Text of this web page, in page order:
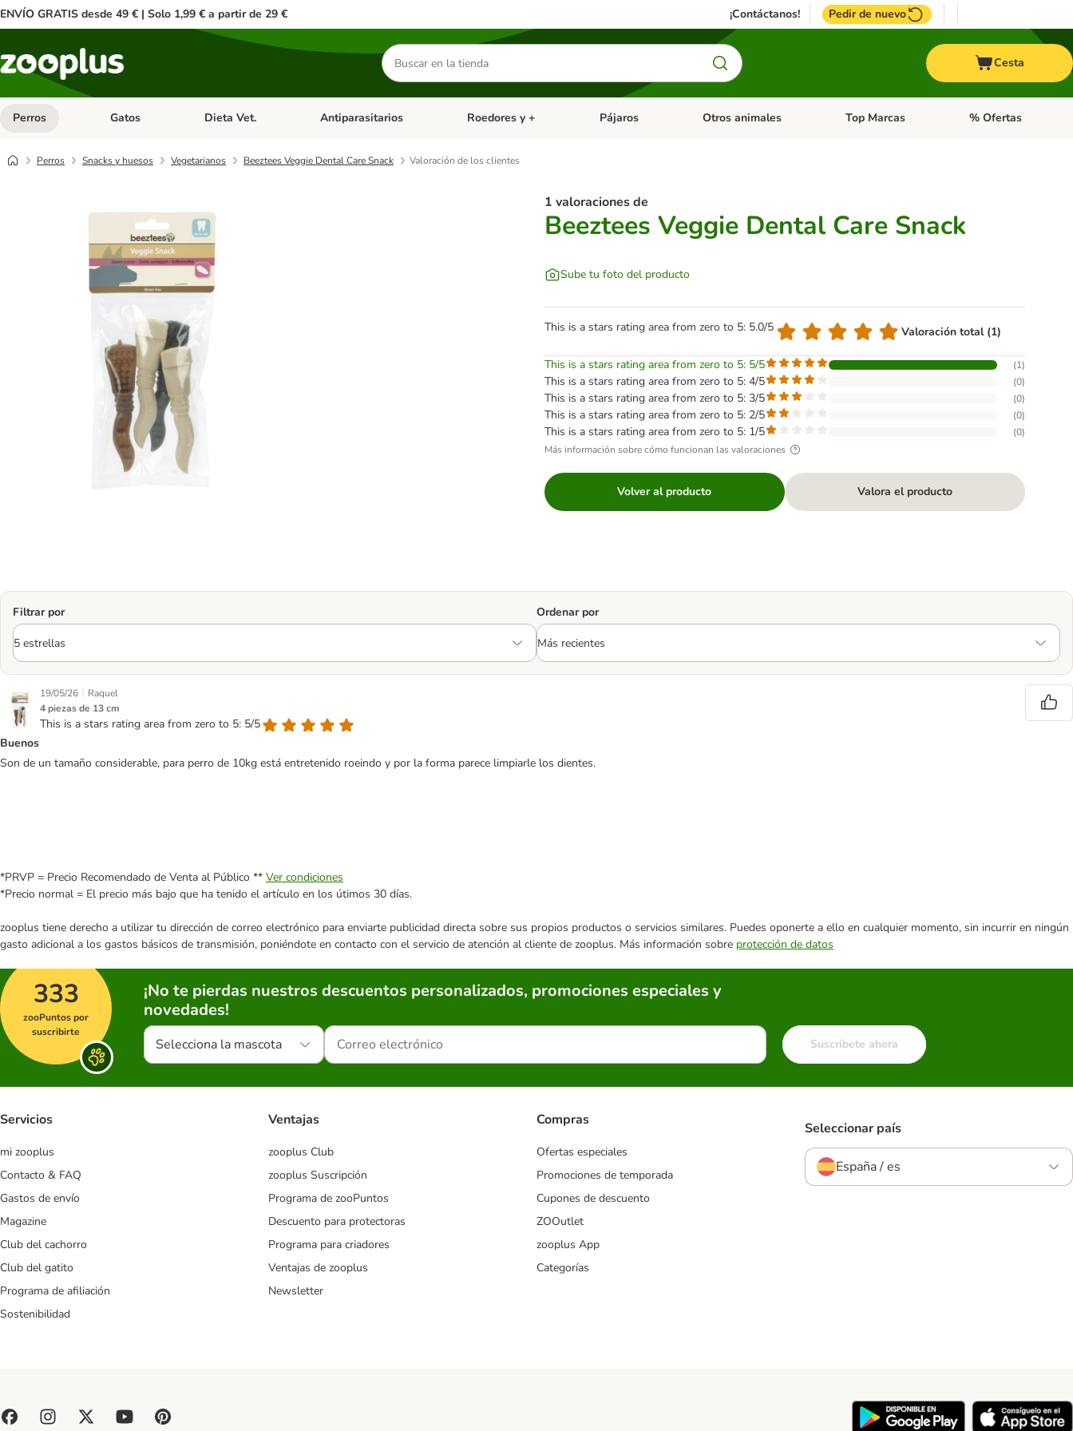
ENVÍO GRATIS desde 49 € | Solo 1,99 € a partir de 29 € ¡Contáctanos! Pedir de nuevo
Buscar
productos
Cesta
Perros Menú de categoria abierto: Perros
Gatos Menú de categoria abierto: Gatos
Dieta Vet. Menú de categoria abierto: Dieta Vet.
Antiparasitarios Menú de categoria abierto: Antiparasitarios
Roedores y + Menú de categoria abierto: Roedores y +
Pájaros Menú de categoria abierto: Pájaros
Otros animales Menú de categoria abierto: Otros animales
Top Marcas Menú de categoria
% Ofertas
Perros Snacks y huesos Vegetarianos Beeztees Veggie Dental Care Snack Valoración de los clientes
1 valoraciones de
Beeztees Veggie Dental Care Snack
Sube tu foto del producto
This is a stars rating area from zero to 5: 5.0/5 Valoración total (1)
This is a stars rating area from zero to 5: 5/5 (1)
This is a stars rating area from zero to 5: 4/5 (0)
This is a stars rating area from zero to 5: 3/5 (0)
This is a stars rating area from zero to 5: 2/5 (0)
This is a stars rating area from zero to 5: 1/5 (0)
Más información sobre cómo funcionan las valoraciones
Volver al producto Valora el producto
Filtrar por Ordenar por
19/05/26 | Raquel
4 piezas de 13 cm
This is a stars rating area from zero to 5: 5/5
Buenos
Son de un tamaño considerable, para perro de 10kg está entretenido roeindo y por la forma parece limpiarle los dientes.
*PRVP = Precio Recomendado de Venta al Público ** Ver condiciones
*Precio normal = El precio más bajo que ha tenido el artículo en los útimos 30 días.
zooplus tiene derecho a utilizar tu dirección de correo electrónico para enviarte publicidad directa sobre sus propios productos o servicios similares. Puedes oponerte a ello en cualquier momento, sin incurrir en ningún
gasto adicional a los gastos básicos de transmisión, poniéndote en contacto con el servicio de atención al cliente de zooplus. Más información sobre protección de datos
333
zooPuntos por
suscribirte
¡No te pierdas nuestros descuentos personalizados, promociones especiales y
novedades!
Selecciona la mascota Suscríbete ahora
Servicios
mi zooplus
Contacto & FAQ
Gastos de envío
Magazine
Club del cachorro
Club del gatito
Programa de afiliación
Sostenibilidad
Ventajas
zooplus Club
zooplus Suscripción
Programa de zooPuntos
Descuento para protectoras
Programa para criadores
Ventajas de zooplus
Newsletter
Compras
Ofertas especiales
Promociones de temporada
Cupones de descuento
ZOOutlet
zooplus App
Categorías
Seleccionar país
España / es